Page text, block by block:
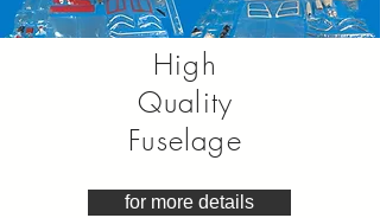
High
Quality
Fuselage
for more details